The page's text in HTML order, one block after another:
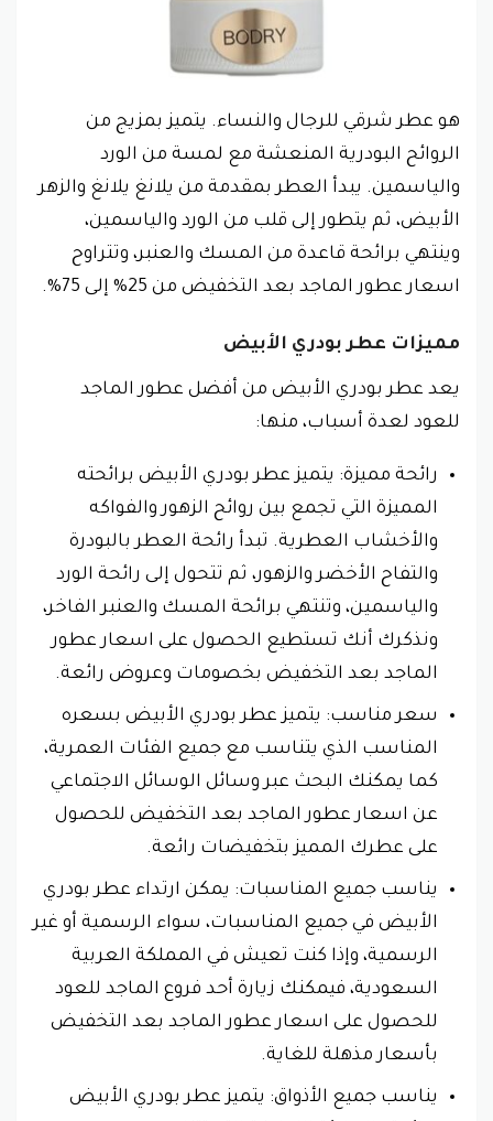
هو عطر شرقي للرجال والنساء. يتميز بمزيج من
الروائح البودرية المنعشة مع لمسة من الورد
والياسمين. يبدأ العطر بمقدمة من يلانغ يلانغ والزهر
الأبيض، ثم يتطور إلى قلب من الورد والياسمين،
وينتهي برائحة قاعدة من المسك والعنبر، وتتراوح
اسعار عطور الماجد بعد التخفيض من 25% إلى 75%.
مميزات عطر بودري الأبيض
يعد عطر بودري الأبيض من أفضل عطور الماجد
للعود لعدة أسباب، منها:
رائحة مميزة: يتميز عطر بودري الأبيض برائحته
المميزة التي تجمع بين روائح الزهور والفواكه
والأخشاب العطرية. تبدأ رائحة العطر بالبودرة
والتفاح الأخضر والزهور، ثم تتحول إلى رائحة الورد
والياسمين، وتنتهي برائحة المسك والعنبر الفاخر،
ونذكرك أنك تستطيع الحصول على اسعار عطور
الماجد بعد التخفيض بخصومات وعروض رائعة.
سعر مناسب: يتميز عطر بودري الأبيض بسعره
المناسب الذي يتناسب مع جميع الفئات العمرية،
كما يمكنك البحث عبر وسائل الوسائل الاجتماعي
عن اسعار عطور الماجد بعد التخفيض للحصول
على عطرك المميز بتخفيضات رائعة.
يناسب جميع المناسبات: يمكن ارتداء عطر بودري
الأبيض في جميع المناسبات، سواء الرسمية أو غير
الرسمية، وإذا كنت تعيش في المملكة العربية
السعودية، فيمكنك زيارة أحد فروع الماجد للعود
للحصول على اسعار عطور الماجد بعد التخفيض
بأسعار مذهلة للغاية.
يناسب جميع الأذواق: يتميز عطر بودري الأبيض